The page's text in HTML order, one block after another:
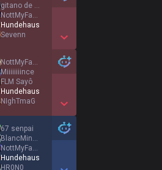
gitano de jungla
NottMyFault
Hundehaus
Sevenn
Show More Detail Games
NottMyFault
Miiiiiiiince
FLM Sayô
Hundehaus
NIghTmaG
Show More Detail Games
67 senpai
BlancMinable
NottMyFault
Hundehaus
HR0N0